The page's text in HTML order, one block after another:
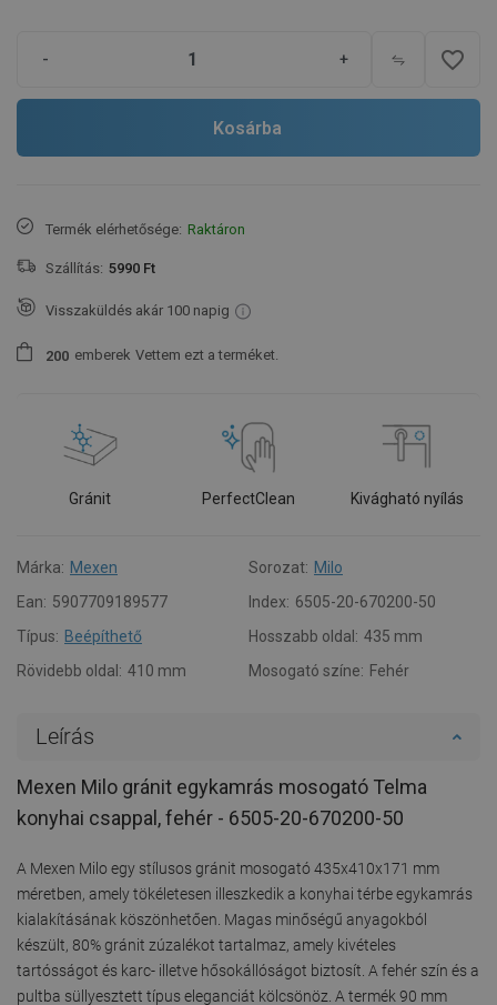
- + favorite_border
Kosárba
Termék elérhetősége: Raktáron
Szállítás: 5990 Ft
Visszaküldés akár 100 napig
200 emberek Vettem ezt a terméket.
Gránit PerfectClean Kivágható nyílás
Márka: Mexen Sorozat: Milo
Ean: 5907709189577 Index: 6505-20-670200-50
Típus: Beépíthető Hosszabb oldal: 435 mm
Rövidebb oldal: 410 mm Mosogató színe: Fehér
Leírás
Mexen Milo gránit egykamrás mosogató Telma
konyhai csappal, fehér - 6505-20-670200-50
A Mexen Milo egy stílusos gránit mosogató 435x410x171 mm
méretben, amely tökéletesen illeszkedik a konyhai térbe egykamrás
kialakításának köszönhetően. Magas minőségű anyagokból
készült, 80% gránit zúzalékot tartalmaz, amely kivételes
tartósságot és karc- illetve hősokállóságot biztosít. A fehér szín és a
pultba süllyesztett típus eleganciát kölcsönöz. A termék 90 mm